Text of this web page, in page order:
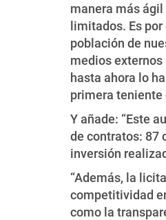
manera más
limitados. Es
población de
medios
hasta ahora lo
primera teniente
Y añade: “Este
de contratos: 87
inversión
“Además, la
competitividad
como la